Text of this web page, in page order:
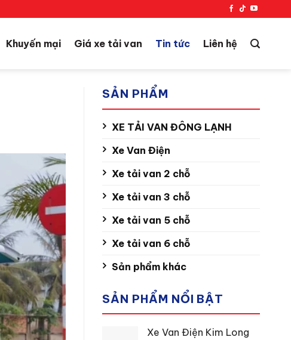
Khuyến mại Giá xe tải van Tin tức Liên hệ
SẢN PHẨM
XE TẢI VAN ĐÔNG LẠNH
Xe Van Điện
Xe tải van 2 chỗ
Xe tải van 3 chỗ
Xe tải van 5 chỗ
Xe tải van 6 chỗ
Sản phẩm khác
SẢN PHẨM NỔI BẬT
Xe Van Điện Kim Long